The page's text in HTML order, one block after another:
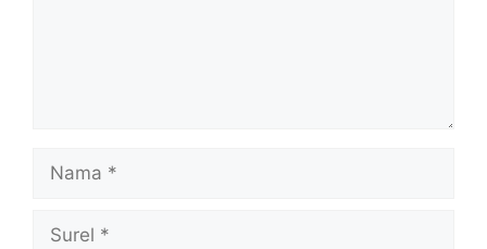
Nama
Surel